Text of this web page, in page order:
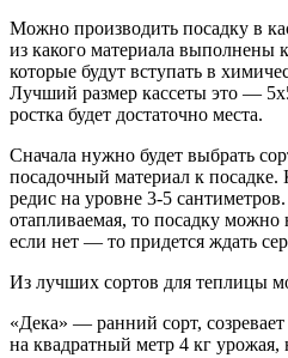
Можно производить посадку в
из какого материала выполнены
которые будут вступать в
Лучший размер кассеты это —
ростка будет достаточно места.
Сначала нужно будет выбрать
посадочный материал к посадке.
редис на уровне 3-5
отапливаемая, то посадку можно
если нет — то придется ждать
Из лучших сортов для теплицы
«Дека» — ранний сорт,
на квадратный метр 4 кг